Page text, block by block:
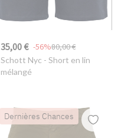
35,00 € 80,00 €
-56%
Schott Nyc - Short en lin
mélangé
Dernières Chances